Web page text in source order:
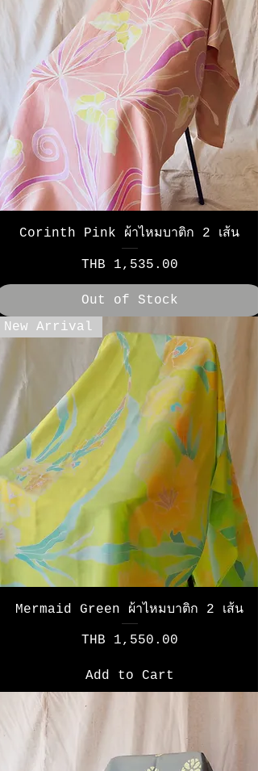
Corinth Pink ผ้าไหมบาติก 2 เส้น
Price
THB 1,535.00
Out of Stock
New Arrival
Mermaid Green ผ้าไหมบาติก 2 เส้น
Price
THB 1,550.00
Add to Cart